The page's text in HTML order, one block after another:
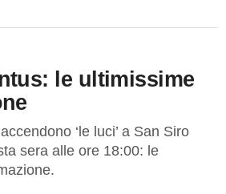
le ultimissime
‘le luci’ a San Siro
sera alle ore 18:00: le